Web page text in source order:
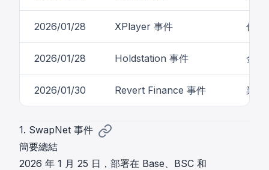
2026/01/28 XPlayer 事件 代幣
2026/01/28 Holdstation 事件 金鑰
2026/01/30 Revert Finance 事件 業務
1. SwapNet 事件
簡要總結
2026 年 1 月 25 日，部署在 Base、BSC 和